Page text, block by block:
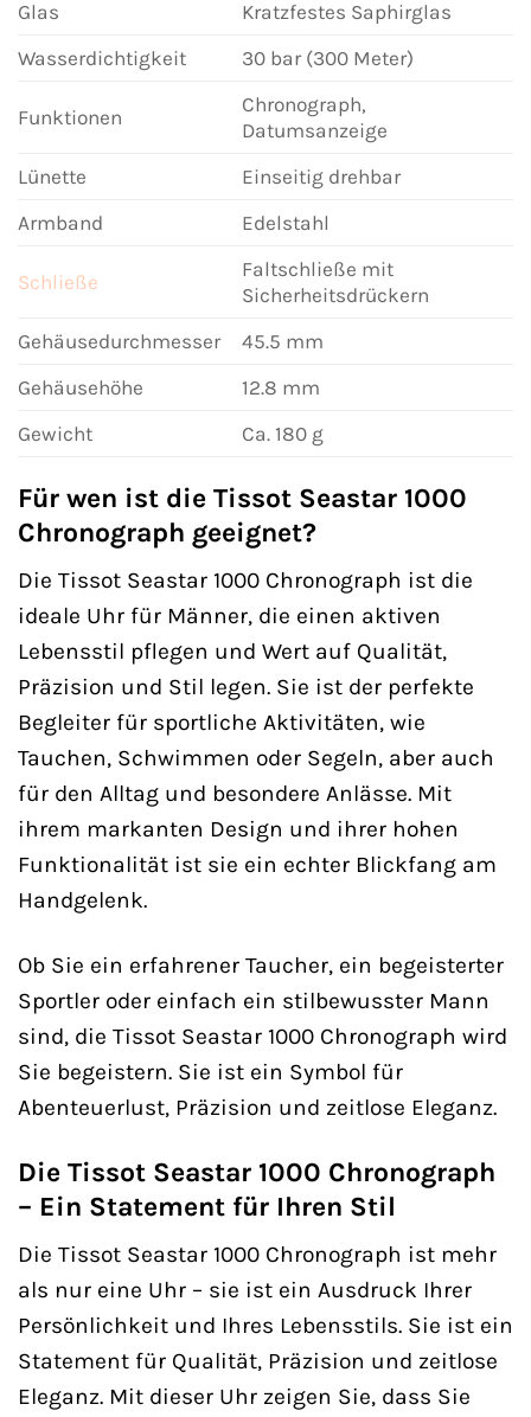
Glas
Kratzfestes Saphirglas
Wasserdichtigkeit
30 bar (300 Meter)
Funktionen
Chronograph,
Datumsanzeige
Lünette
Einseitig drehbar
Armband
Edelstahl
Schließe
Faltschließe mit
Sicherheitsdrückern
Gehäusedurchmesser
45.5 mm
Gehäusehöhe
12.8 mm
Gewicht
Ca. 180 g
Für wen ist die Tissot Seastar 1000
Chronograph geeignet?
Die Tissot Seastar 1000 Chronograph ist die
ideale Uhr für Männer, die einen aktiven
Lebensstil pflegen und Wert auf Qualität,
Präzision und Stil legen. Sie ist der perfekte
Begleiter für sportliche Aktivitäten, wie
Tauchen, Schwimmen oder Segeln, aber auch
für den Alltag und besondere Anlässe. Mit
ihrem markanten Design und ihrer hohen
Funktionalität ist sie ein echter Blickfang am
Handgelenk.
Ob Sie ein erfahrener Taucher, ein begeisterter
Sportler oder einfach ein stilbewusster Mann
sind, die Tissot Seastar 1000 Chronograph wird
Sie begeistern. Sie ist ein Symbol für
Abenteuerlust, Präzision und zeitlose Eleganz.
Die Tissot Seastar 1000 Chronograph
– Ein Statement für Ihren Stil
Die Tissot Seastar 1000 Chronograph ist mehr
als nur eine Uhr – sie ist ein Ausdruck Ihrer
Persönlichkeit und Ihres Lebensstils. Sie ist ein
Statement für Qualität, Präzision und zeitlose
Eleganz. Mit dieser Uhr zeigen Sie, dass Sie